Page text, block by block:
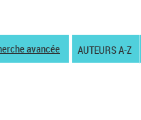
avancée AUTEURS A-Z